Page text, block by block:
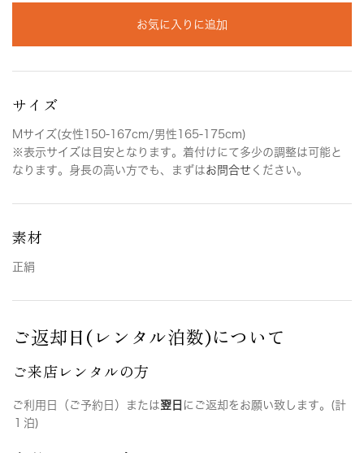
お気に入りに追加
サイズ
Mサイズ(女性150-167cm/男性165-175cm)
※表示サイズは目安となります。着付けにて多少の調整は可能と
なります。身長の高い方でも、まずはお問合せ ください。
素材
正絹
ご返却日(レンタル泊数)について
ご来店レンタルの方
ご利用日（ご予約日）または翌日 にご返却をお願い致します。(計
１泊)